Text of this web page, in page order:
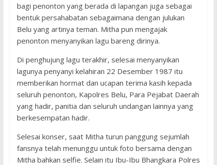
bagi penonton yang berada di lapangan juga sebagai
bentuk persahabatan sebagaimana dengan julukan
Belu yang artinya teman. Mitha pun mengajak
penonton menyanyikan lagu bareng dirinya.
Di penghujung lagu terakhir, selesai menyanyikan
lagunya penyanyi kelahiran 22 Desember 1987 itu
memberikan hormat dan ucapan terima kasih kepada
seluruh penonton, Kapolres Belu, Para Pejabat Daerah
yang hadir, panitia dan seluruh undangan lainnya yang
berkesempatan hadir.
Selesai konser, saat Mitha turun panggung sejumlah
fansnya telah menunggu untuk foto bersama dengan
Mitha bahkan selfie. Selain itu Ibu-Ibu Bhangkara Polres